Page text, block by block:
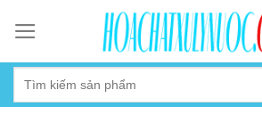
content